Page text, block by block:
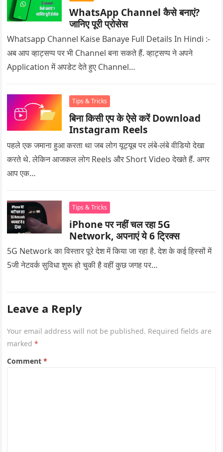
WhatsApp Channel कैसे बनाएं?
जानिए पूरी प्रोसेस
Whatsapp Channel Kaise Banaye Full Details In Hindi :-
अब आप व्हाट्सप्प पर भी Channel बना सकते हैं. व्हाट्सप्प ने अपने
Application में अपडेट देते हुए Channel…
Tips & Tricks
बिना किसी एप के ऐसे करें Download
Instagram Reels
पहले एक जमाना हुआ करता था जब लोग यूट्यूब पर लंबे-लंबे वीडियो देखा
करते थे. लेकिन आजकल लोग Reels और Short Video देखते हैं. अगर
आप एक…
Tips & Tricks
iPhone पर नहीं चल रहा 5G
Network, अपनाएं ये 6 ट्रिक्स
5G Network का विस्तार पूरे देश में किया जा रहा है. देश के कई हिस्सों में
5जी नेटवर्क सुविधा शुरू हो चुकी है वहीं कुछ जगह पर…
Leave a Reply
Your email address will not be published. Required fields are
marked*
Comment*